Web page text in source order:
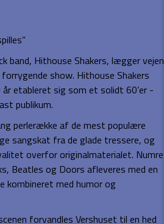
band, Hithouse Shakers, lægger vejen
show. Hithouse Shakers
etableret sig som et solidt 60’er -
publikum.
perlerække af de mest populære
sangskat fra de glade tressere, og
overfor originalmaterialet. Numre
Beatles og Doors afleveres med en
kombineret med humor og
forvandles Vershuset til en hed